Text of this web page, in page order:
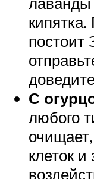
постоит
С
любого
клеток